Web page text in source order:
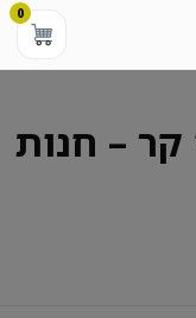
0
– חנות